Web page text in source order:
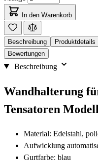
In den Warenkorb
Beschreibung Produktdetails
Bewertungen
Beschreibung
Wandhalterung
Tensatoren
Material: Edelstahl,
Aufwicklung
Gurtfarbe: blau